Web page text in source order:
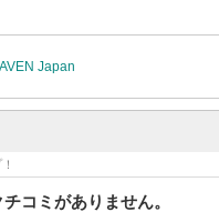
Japan
コミがありません。